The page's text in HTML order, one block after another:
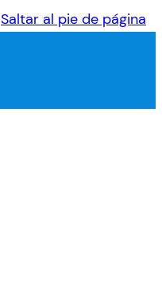
Saltar al pie de página